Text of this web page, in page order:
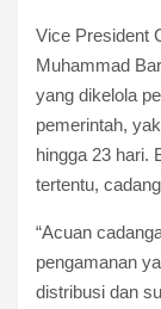
Vice President
Muhammad
yang dikelola
pemerintah,
hingga 23 hari.
tertentu,
“Acuan
pengamanan
distribusi dan